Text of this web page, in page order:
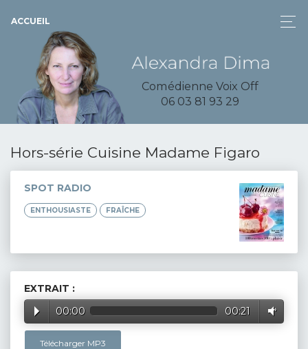
ACCUEIL
Comédienne Voix Off
06 03 81 93 29
Hors-série Cuisine Madame Figaro
SPOT RADIO
ENTHOUSIASTE FRAÎCHE
EXTRAIT :
00:00
00:21
Télécharger MP3